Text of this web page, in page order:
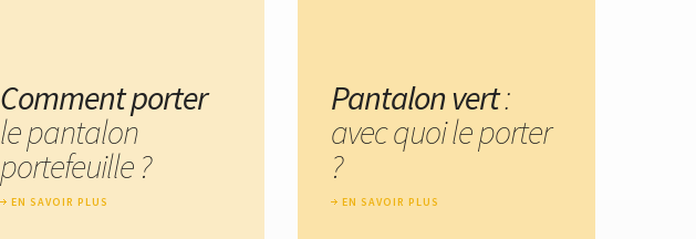
Comment porter
le pantalon
portefeuille ?
EN SAVOIR PLUS
Pantalon vert:
avec quoi le porter
?
EN SAVOIR PLUS